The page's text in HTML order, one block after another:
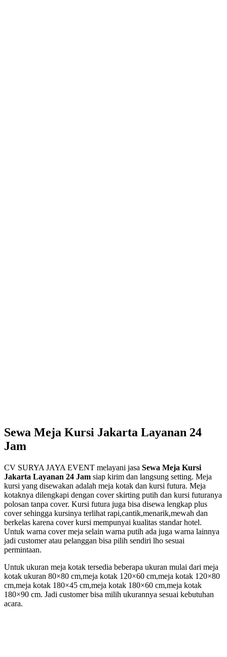
Sewa Meja Kursi Jakarta Layanan 24
Jam
CV SURYA JAYA EVENT melayani jasa Sewa Meja Kursi
Jakarta Layanan 24 Jam siap kirim dan langsung setting. Meja
kursi yang disewakan adalah meja kotak dan kursi futura. Meja
kotaknya dilengkapi dengan cover skirting putih dan kursi futuranya
polosan tanpa cover. Kursi futura juga bisa disewa lengkap plus
cover sehingga kursinya terlihat rapi,cantik,menarik,mewah dan
berkelas karena cover kursi mempunyai kualitas standar hotel.
Untuk warna cover meja selain warna putih ada juga warna lainnya
jadi customer atau pelanggan bisa pilih sendiri lho sesuai
permintaan.
Untuk ukuran meja kotak tersedia beberapa ukuran mulai dari meja
kotak ukuran 80×80 cm,meja kotak 120×60 cm,meja kotak 120×80
cm,meja kotak 180×45 cm,meja kotak 180×60 cm,meja kotak
180×90 cm. Jadi customer bisa milih ukurannya sesuai kebutuhan
acara.